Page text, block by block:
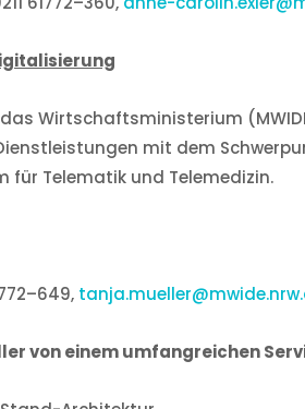
Wirtschaftsministerium
mit dem
für Telematik und Telemedizin.
von einem umfangreichen